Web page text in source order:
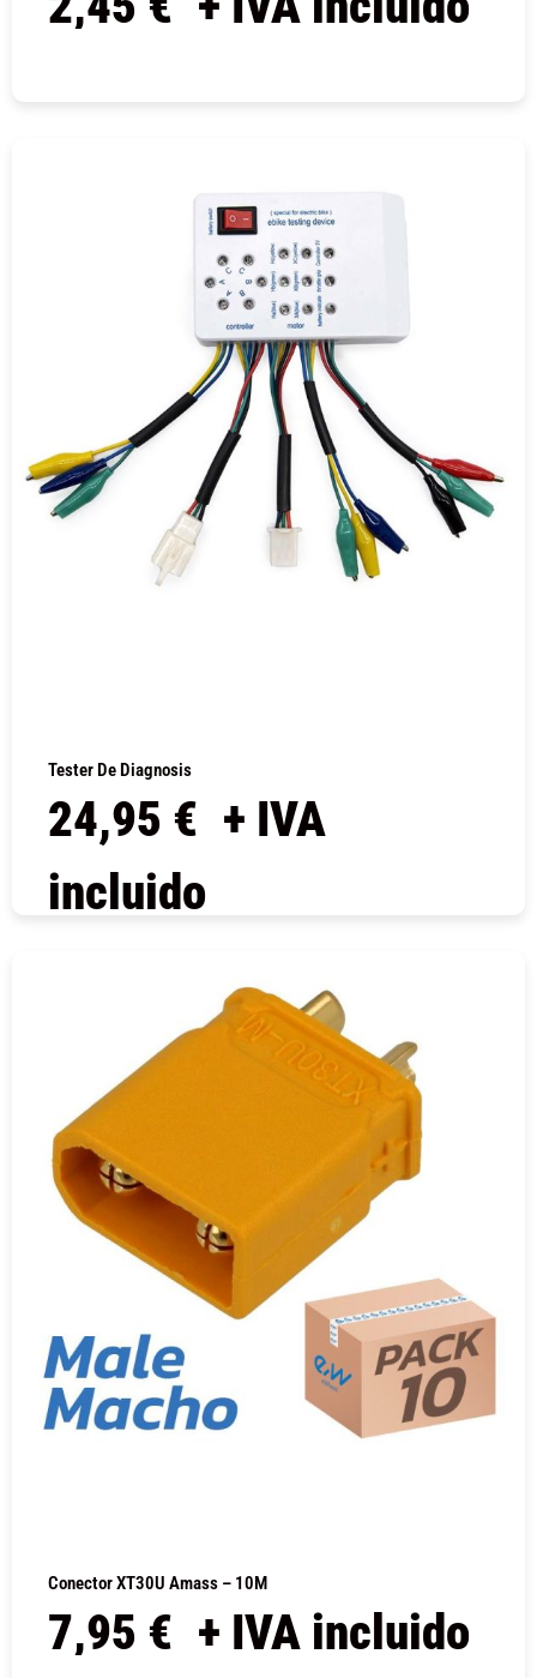
Tester De Diagnosis
24,95 € + IVA
incluido
Conector XT30U Amass – 10M
7,95 € + IVA incluido